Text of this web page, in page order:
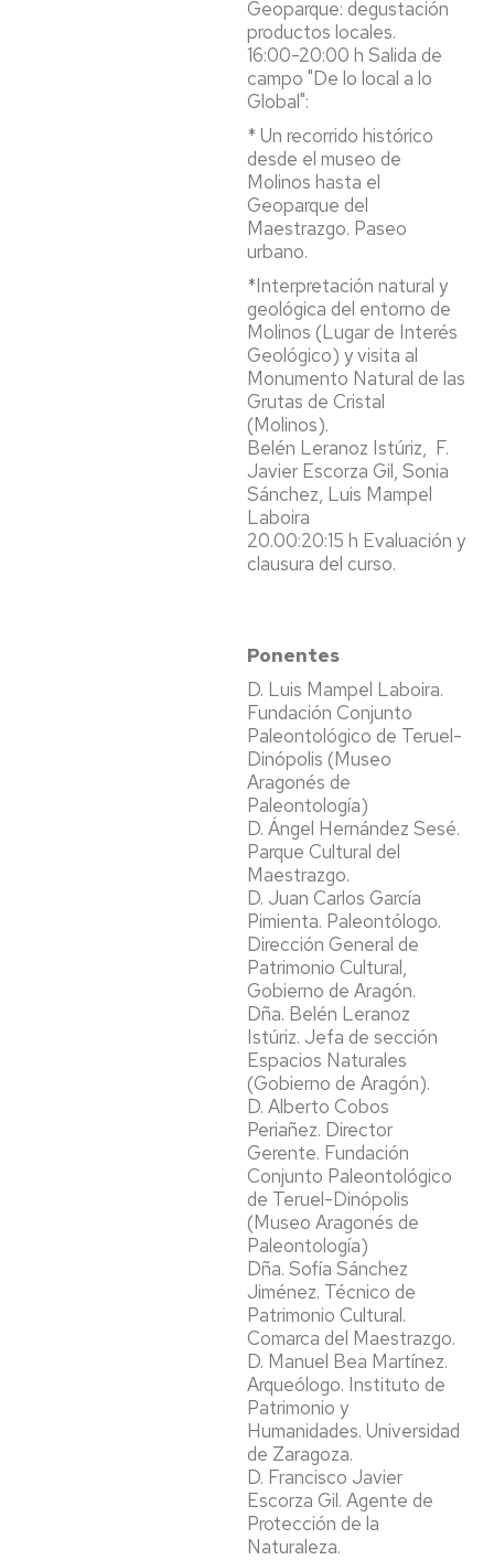
Geoparque: degustación
productos locales.
16:00-20:00 h Salida de
campo "De lo local a lo
Global":
* Un recorrido histórico
desde el museo de
Molinos hasta el
Geoparque del
Maestrazgo. Paseo
urbano.
*Interpretación natural y
geológica del entorno de
Molinos (Lugar de Interés
Geológico) y visita al
Monumento Natural de las
Grutas de Cristal
(Molinos).
Belén Leranoz Istúriz, F.
Javier Escorza Gil, Sonia
Sánchez, Luis Mampel
Laboira
20.00:20:15 h Evaluación y
clausura del curso.
Ponentes
D. Luis Mampel Laboira.
Fundación Conjunto
Paleontológico de Teruel-
Dinópolis (Museo
Aragonés de
Paleontología)
D. Ángel Hernández Sesé.
Parque Cultural del
Maestrazgo.
D. Juan Carlos García
Pimienta. Paleontólogo.
Dirección General de
Patrimonio Cultural,
Gobierno de Aragón.
Dña. Belén Leranoz
Istúriz. Jefa de sección
Espacios Naturales
(Gobierno de Aragón).
D. Alberto Cobos
Periañez. Director
Gerente. Fundación
Conjunto Paleontológico
de Teruel-Dinópolis
(Museo Aragonés de
Paleontología)
Dña. Sofía Sánchez
Jiménez. Técnico de
Patrimonio Cultural.
Comarca del Maestrazgo.
D. Manuel Bea Martínez.
Arqueólogo. Instituto de
Patrimonio y
Humanidades. Universidad
de Zaragoza.
D. Francisco Javier
Escorza Gil. Agente de
Protección de la
Naturaleza.